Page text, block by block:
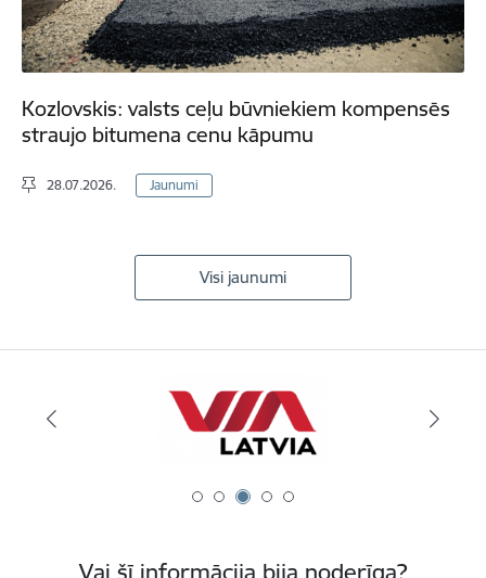
Kozlovskis: valsts ceļu būvniekiem kompensēs
straujo bitumena cenu kāpumu
28.07.2026. Jaunumi
Visi jaunumi